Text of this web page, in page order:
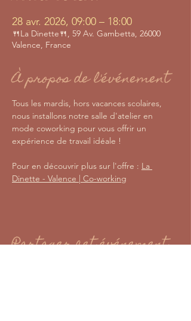
28 avr. 2026, 09:00 – 18:00
🍴La Dinette🍴, 59 Av. Gambetta, 26000
Valence, France
À propos de l'événement
Tous les mardis, hors vacances scolaires,
nous installons notre salle d'atelier en
mode coworking pour vous offrir un
expérience de travail idéale !
Pour en découvrir plus sur l'offre : La
Dinette - Valence | Co-working
Partager cet événement